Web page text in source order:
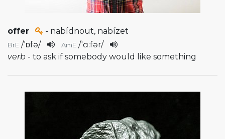
offer - nabídnout, nabízet
BrE /'ɒfə/ AmE /'ɑ:fər/
verb - to ask if somebody would like something